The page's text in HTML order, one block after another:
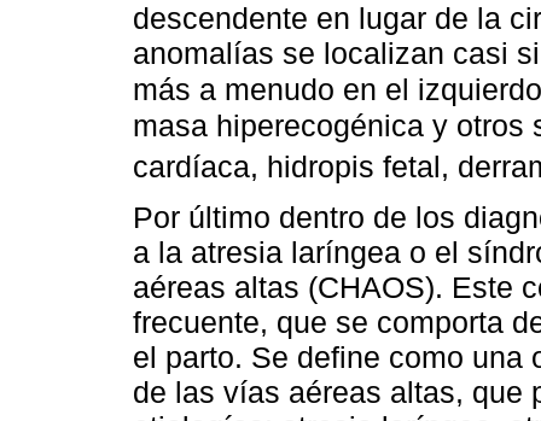
descendente en lugar de la
anomalías se localizan casi
más a menudo en el izquierdo
masa hiperecogénica y
cardíaca, hidropis fetal,
Por último dentro de los
a la atresia laríngea o el
aéreas altas (CHAOS). Este
frecuente, que se comporta
el parto. Se define como una
de las vías aéreas altas, que